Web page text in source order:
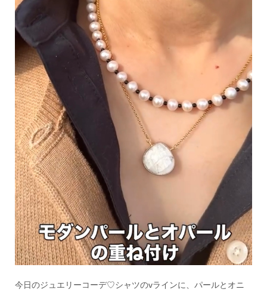
今日のジュエリーコーデ♡シャツのvラインに、パールとオニ